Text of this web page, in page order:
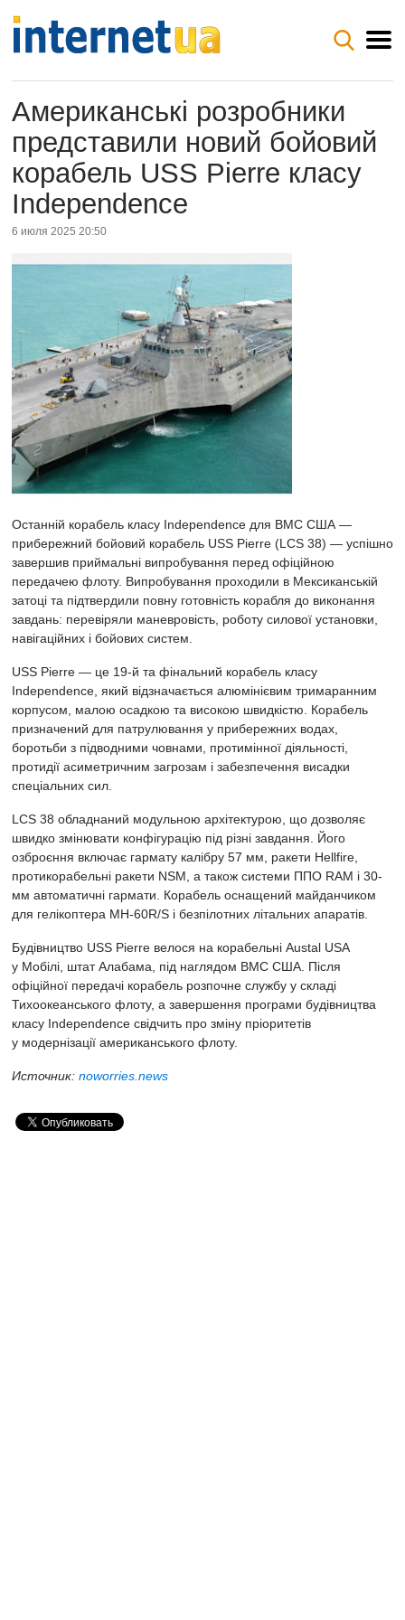
Американські розробники
представили новий бойовий
корабель USS Pierre класу
Independence
6 июля 2025 20:50
Останній корабель класу Independence для ВМС США —
прибережний бойовий корабель USS Pierre (LCS 38) — успішно
завершив приймальні випробування перед офіційною
передачею флоту. Випробування проходили в Мексиканській
затоці та підтвердили повну готовність корабля до виконання
завдань: перевіряли маневровість, роботу силової установки,
навігаційних і бойових систем.
USS Pierre — це 19-й та фінальний корабель класу
Independence, який відзначається алюмінієвим тримаранним
корпусом, малою осадкою та високою швидкістю. Корабель
призначений для патрулювання у прибережних водах,
боротьби з підводними човнами, протимінної діяльності,
протидії асиметричним загрозам і забезпечення висадки
спеціальних сил.
LCS 38 обладнаний модульною архітектурою, що дозволяє
швидко змінювати конфігурацію під різні завдання. Його
озброєння включає гармату калібру 57 мм, ракети Hellfire,
протикорабельні ракети NSM, а також системи ППО RAM і 30-
мм автоматичні гармати. Корабель оснащений майданчиком
для гелікоптера MH-60R/S і безпілотних літальних апаратів.
Будівництво USS Pierre велося на корабельні Austal USA
у Мобілі, штат Алабама, під наглядом ВМС США. Після
офіційної передачі корабель розпочне службу у складі
Тихоокеанського флоту, а завершення програми будівництва
класу Independence свідчить про зміну пріоритетів
у модернізації американського флоту.
Источник: noworries.news